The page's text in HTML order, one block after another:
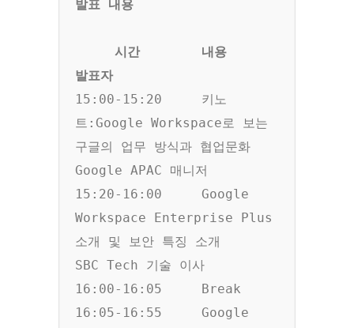
15:00-15:20	키노
트:Google Workspace로 보는
구글의 업무 방식과 협업문화
Google APAC 매니저
15:20-16:00	Google
Workspace Enterprise Plus
소개 및 보안 특징 소개
SBC Tech 기술 이사
16:00-16:05	Break
16:05-16:55	Google